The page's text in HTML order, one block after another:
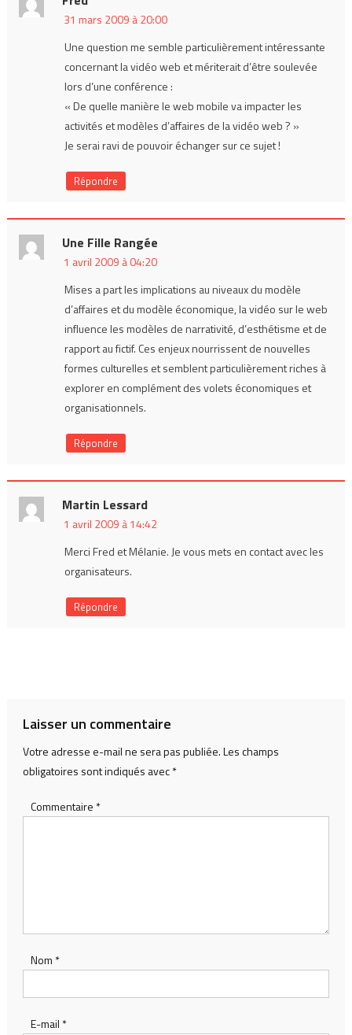
31 mars 2009 à 20:00
Une question me semble particulièrement intéressante
concernant la vidéo web et mériterait d’être soulevée
lors d’une conférence :
« De quelle manière le web mobile va impacter les
activités et modèles d’affaires de la vidéo web ? »
Je serai ravi de pouvoir échanger sur ce sujet !
Répondre
Une Fille Rangée
1 avril 2009 à 04:20
Mises a part les implications au niveaux du modèle
d’affaires et du modèle économique, la vidéo sur le web
influence les modèles de narrativité, d’esthétisme et de
rapport au fictif. Ces enjeux nourrissent de nouvelles
formes culturelles et semblent particulièrement riches à
explorer en complément des volets économiques et
organisationnels.
Répondre
Martin Lessard
1 avril 2009 à 14:42
Merci Fred et Mélanie. Je vous mets en contact avec les
organisateurs.
Répondre
Laisser un commentaire
Votre adresse e-mail ne sera pas publiée.Les champs
obligatoires sont indiqués avec*
Commentaire *
Nom *
E-mail *